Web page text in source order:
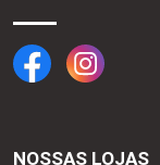
NOSSAS LOJAS